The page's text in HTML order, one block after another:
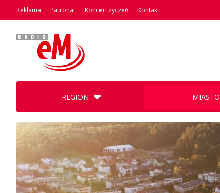
Reklama Patronat Koncert życzeń Kontakt
REGION MIASTO